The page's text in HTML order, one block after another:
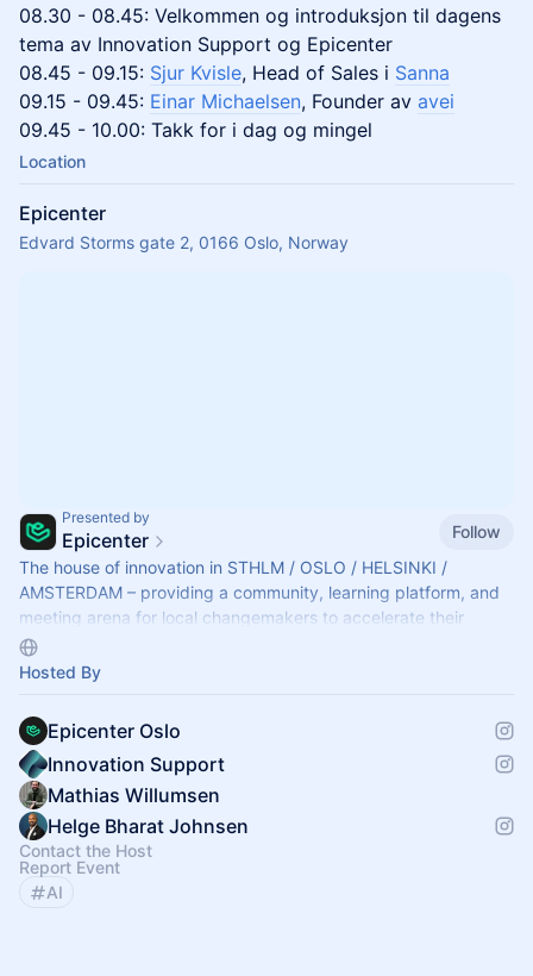
08.30 - 08.45: Velkommen og introduksjon til dagens
tema av Innovation Support og Epicenter
08.45 - 09.15: Sjur Kvisle, Head of Sales i Sanna
09.15 - 09.45: Einar Michaelsen, Founder av avei
09.45 - 10.00: Takk for i dag og mingel
Location
Epicenter
Edvard Storms gate 2, 0166 Oslo, Norway
Presented by
Epicenter
Follow
The house of innovation in STHLM / OSLO / HELSINKI /
AMSTERDAM – providing a community, learning platform, and
meeting arena for local changemakers to accelerate their
growth and innovate with impact.
Hosted By
Epicenter Oslo
Innovation Support
Mathias Willumsen
Helge Bharat Johnsen
Contact the Host
Report Event
AI